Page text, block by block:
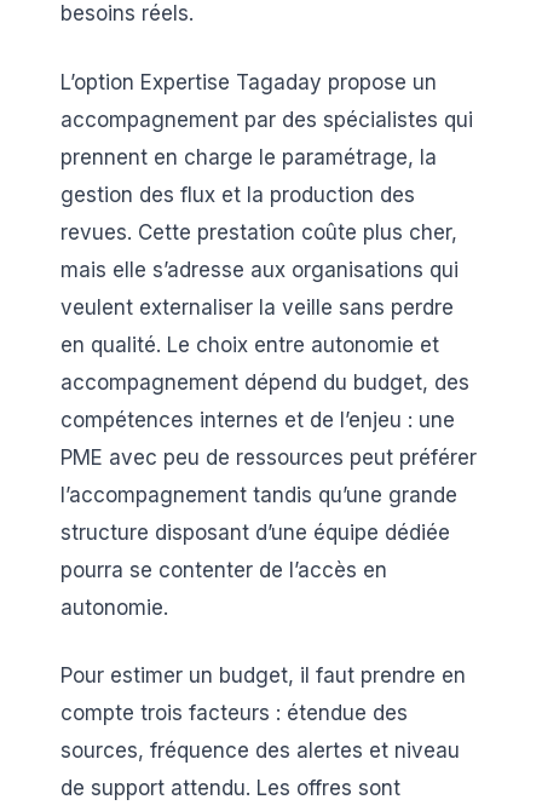
besoins réels.
L’option Expertise Tagaday propose un
accompagnement par des spécialistes qui
prennent en charge le paramétrage, la
gestion des flux et la production des
revues. Cette prestation coûte plus cher,
mais elle s’adresse aux organisations qui
veulent externaliser la veille sans perdre
en qualité. Le choix entre autonomie et
accompagnement dépend du budget, des
compétences internes et de l’enjeu : une
PME avec peu de ressources peut préférer
l’accompagnement tandis qu’une grande
structure disposant d’une équipe dédiée
pourra se contenter de l’accès en
autonomie.
Pour estimer un budget, il faut prendre en
compte trois facteurs : étendue des
sources, fréquence des alertes et niveau
de support attendu. Les offres sont